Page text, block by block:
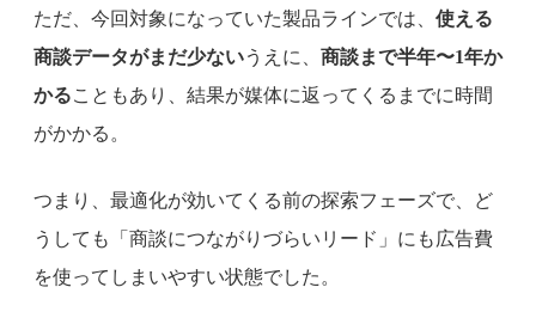
ただ、今回対象になっていた製品ラインでは、 使える
商談データがまだ少ないうえに、 商談まで半年〜1年か
かることもあり、結果が媒体に返ってくるまでに時間
がかかる。
つまり、最適化が効いてくる前の探索フェーズで、ど
うしても「商談につながりづらいリード」にも広告費
を使ってしまいやすい状態でした。